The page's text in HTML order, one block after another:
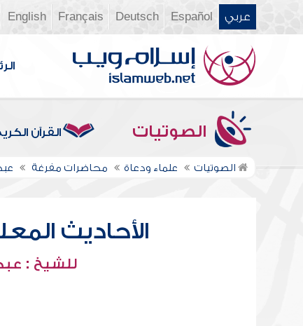
عربي Español
Deutsch
Français
English
الصوتيات القرآن
الصوتيات علماء ودعاة محاضرات مفرغة
الأحاديث
للشيخ :